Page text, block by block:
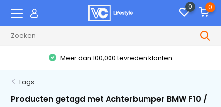
0 0
Meer dan 100,000 tevreden klanten
Tags
Producten getagd met Achterbumper BMW F10 /